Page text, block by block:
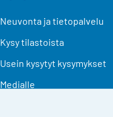
Neuvonta ja tietopalvelu
Kysy tilastoista
Usein kysytyt kysymykset
Medialle